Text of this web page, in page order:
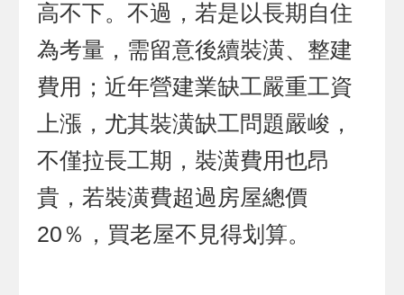
高不下。不過，若是以長期自住
為考量，需留意後續裝潢、整建
費用；近年營建業缺工嚴重工資
上漲，尤其裝潢缺工問題嚴峻，
不僅拉長工期，裝潢費用也昂
貴，若裝潢費超過房屋總價
20％，買老屋不見得划算。